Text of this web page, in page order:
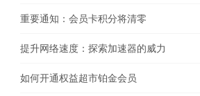
重要通知：会员卡积分将清零
提升网络速度：探索加速器的威力
如何开通权益超市铂金会员